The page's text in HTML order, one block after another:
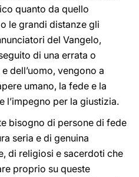
quanto da quello
le grandi distanze gli
del Vangelo,
di una errata o
dell’uomo, vengono a
umano, la fede e la
l’impegno per la giustizia.
bisogno di persone di fede
seria e di genuina
di religiosi e sacerdoti che
proprio su queste